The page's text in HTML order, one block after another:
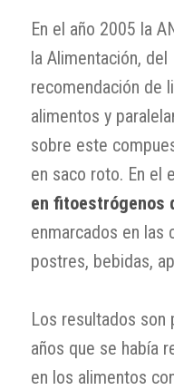
En el año 2005 la
la Alimentación,
recomendación de
alimentos y
sobre este
en saco roto. En el
en fitoestrógenos
enmarcados en las
postres, bebidas,
Los resultados son
años que se había
en los alimentos